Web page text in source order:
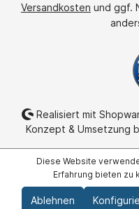
Versandkosten und ggf.
Realisiert mit
Konzept & Umsetzung
Diese Website
Erfahrung bieten zu
Ablehnen